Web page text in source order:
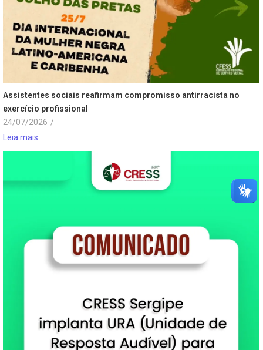
Assistentes sociais reafirmam compromisso antirracista no
exercício profissional
24/07/2026 /
Leia mais